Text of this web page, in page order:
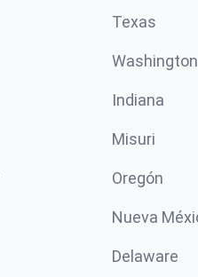
Texas
Washington
Indiana
Misuri
Oregón
Nueva
Delaware